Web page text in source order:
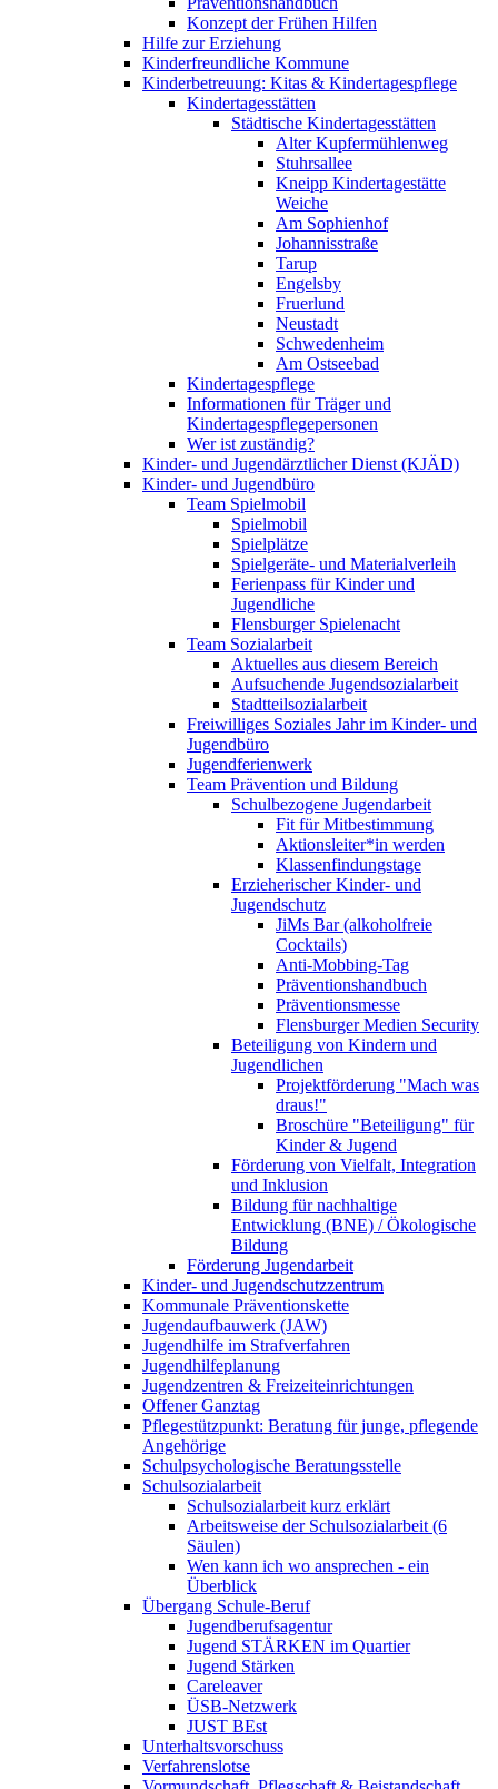
Konzept der Frühen Hilfen
Hilfe zur Erziehung
Kinderfreundliche Kommune
Kinderbetreuung: Kitas & Kindertagespflege
Kindertagesstätten
Städtische Kindertagesstätten
Alter Kupfermühlenweg
Stuhrsallee
Kneipp Kindertagestätte
Weiche
Am Sophienhof
Johannisstraße
Tarup
Engelsby
Fruerlund
Neustadt
Schwedenheim
Am Ostseebad
Kindertagespflege
Informationen für Träger und
Kindertagespflegepersonen
Wer ist zuständig?
Kinder- und Jugendärztlicher Dienst (KJÄD)
Kinder- und Jugendbüro
Team Spielmobil
Spielmobil
Spielplätze
Spielgeräte- und Materialverleih
Ferienpass für Kinder und
Jugendliche
Flensburger Spielenacht
Team Sozialarbeit
Aktuelles aus diesem Bereich
Aufsuchende Jugendsozialarbeit
Stadtteilsozialarbeit
Freiwilliges Soziales Jahr im Kinder- und
Jugendbüro
Jugendferienwerk
Team Prävention und Bildung
Schulbezogene Jugendarbeit
Fit für Mitbestimmung
Aktionsleiter*in werden
Klassenfindungstage
Erzieherischer Kinder- und
Jugendschutz
JiMs Bar (alkoholfreie
Cocktails)
Anti-Mobbing-Tag
Präventionshandbuch
Präventionsmesse
Flensburger Medien Security
Beteiligung von Kindern und
Jugendlichen
Projektförderung "Mach was
draus!"
Broschüre "Beteiligung" für
Kinder & Jugend
Förderung von Vielfalt, Integration
und Inklusion
Bildung für nachhaltige
Entwicklung (BNE) / Ökologische
Bildung
Förderung Jugendarbeit
Kinder- und Jugendschutzzentrum
Kommunale Präventionskette
Jugendaufbauwerk (JAW)
Jugendhilfe im Strafverfahren
Jugendhilfeplanung
Jugendzentren & Freizeiteinrichtungen
Offener Ganztag
Pflegestützpunkt: Beratung für junge, pflegende
Angehörige
Schulpsychologische Beratungsstelle
Schulsozialarbeit
Schulsozialarbeit kurz erklärt
Arbeitsweise der Schulsozialarbeit (6
Säulen)
Wen kann ich wo ansprechen - ein
Überblick
Übergang Schule-Beruf
Jugendberufsagentur
Jugend STÄRKEN im Quartier
Jugend Stärken
Careleaver
ÜSB-Netzwerk
JUST BEst
Unterhaltsvorschuss
Verfahrenslotse